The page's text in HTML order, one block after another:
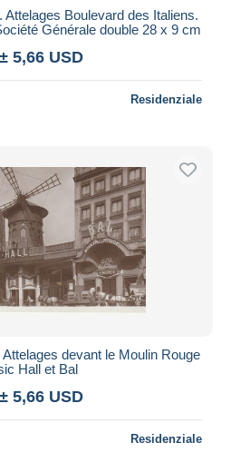
Attelages Boulevard des Italiens.
Générale double 28 x 9 cm
± 5,66 USD
Residenziale
devant le Moulin Rouge
Hall et Bal
± 5,66 USD
Residenziale